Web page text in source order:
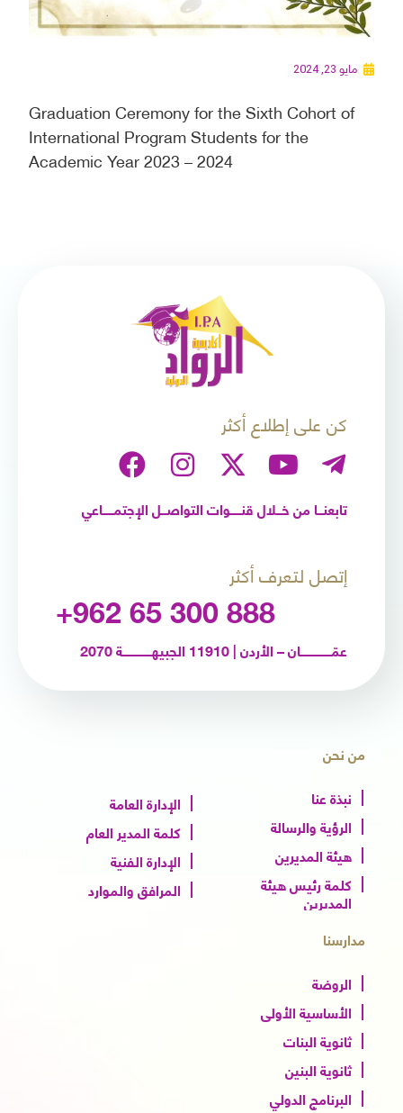
مايو 23, 2024
Graduation Ceremony for the Sixth Cohort of
International Program Students for the
Academic Year 2023 – 2024
كن على إطلاع أكثر
تابعنـــا من خـــلال قنــــــوات التواصـــل الإجتمــــــاعي
إتصل لتعرف أكثر
+962 65 300 888
عمّـــــــــــــــــان – الأردن | 11910 الجبيهــــــــــــــــة 2070
من نحن
نبذة عنا
الرؤية والرسالة
هيئة المديرين
كلمة رئيس هيئة
المديرين
الإدارة العامة
كلمة المدير العام
الإدارة الفنية
المرافق والموارد
مدارسنا
الروضة
الأساسية الأولى
ثانوية البنات
ثانوية البنين
البرنامج الدولي